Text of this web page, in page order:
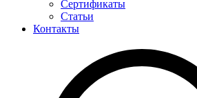
Сертификаты
Статьи
Контакты